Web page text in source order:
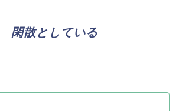
閑散としている